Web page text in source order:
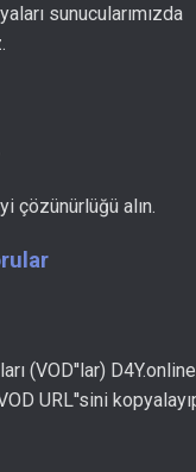
sunucularımızda
çözünürlüğü alın.
(VOD''lar) D4Y.online
URL''sini